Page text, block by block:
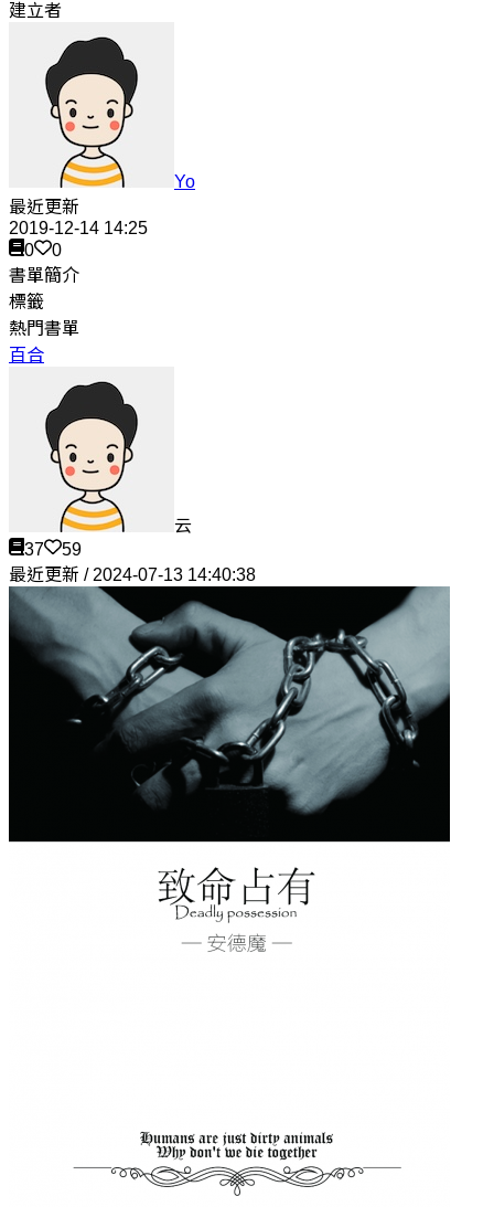
建立者
Yo
最近更新
2019-12-14 14:25
0
0
書單簡介
標籤
熱門書單
百合
云
37
59
最近更新 / 2024-07-13 14:40:38